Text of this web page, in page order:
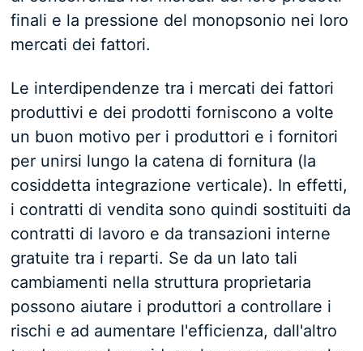
finali e la pressione del monopsonio nei loro
mercati dei fattori.
Le interdipendenze tra i mercati dei fattori
produttivi e dei prodotti forniscono a volte
un buon motivo per i produttori e i fornitori
per unirsi lungo la catena di fornitura (la
cosiddetta integrazione verticale). In effetti,
i contratti di vendita sono quindi sostituiti da
contratti di lavoro e da transazioni interne
gratuite tra i reparti. Se da un lato tali
cambiamenti nella struttura proprietaria
possono aiutare i produttori a controllare i
rischi e ad aumentare l'efficienza, dall'altro